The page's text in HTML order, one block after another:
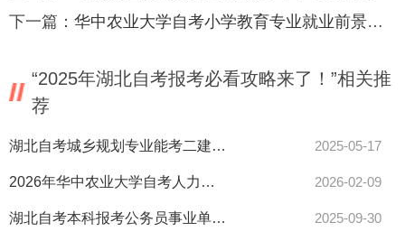
下一篇： 华中农业大学自考小学教育专业就业前景如何？速看报考解析
“2025年湖北自考报考必看攻略来了！”相关推
荐
湖北自考城乡规划专业能考二建吗？报考条件全解析！ 2025-05-17
2026年华中农业大学自考人力资源管理本科报名条件怎么报？ 2026-02-09
湖北自考本科报考公务员事业单位行吗？5大优势详解！ 2025-09-30